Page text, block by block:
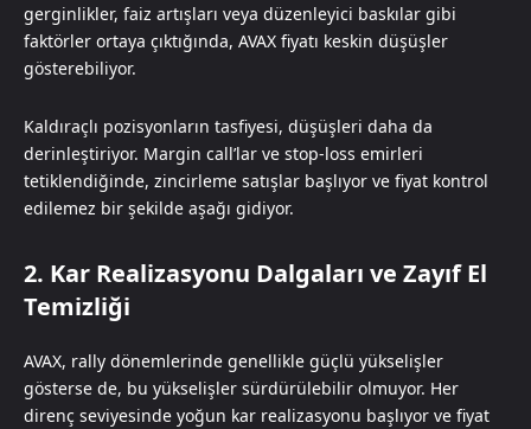
gerginlikler, faiz artışları veya düzenleyici baskılar gibi
faktörler ortaya çıktığında, AVAX fiyatı keskin düşüşler
gösterebiliyor.
Kaldıraçlı pozisyonların tasfiyesi, düşüşleri daha da
derinleştiriyor. Margin call’lar ve stop-loss emirleri
tetiklendiğinde, zincirleme satışlar başlıyor ve fiyat kontrol
edilemez bir şekilde aşağı gidiyor.
2. Kar Realizasyonu Dalgaları ve Zayıf El
Temizliği
AVAX, rally dönemlerinde genellikle güçlü yükselişler
gösterse de, bu yükselişler sürdürülebilir olmuyor. Her
direnç seviyesinde yoğun kar realizasyonu başlıyor ve fiyat